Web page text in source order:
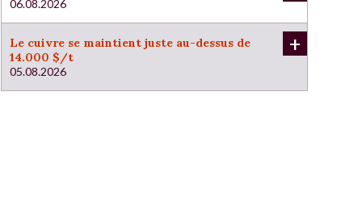
06.08.2026
Le cuivre se maintient juste au-dessus de
14.000 $/t
05.08.2026
+